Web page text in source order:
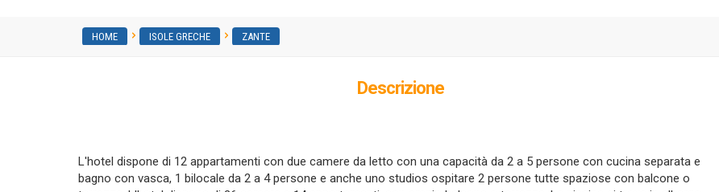
HOME ISOLE GRECHE ZANTE
Descrizione
L'hotel dispone di 12 appartamenti con due camere da letto con una capacità da 2 a 5 persone con cucina separata e
bagno con vasca, 1 bilocale da 2 a 4 persone e anche uno studios ospitare 2 persone tutte spaziose con balcone o